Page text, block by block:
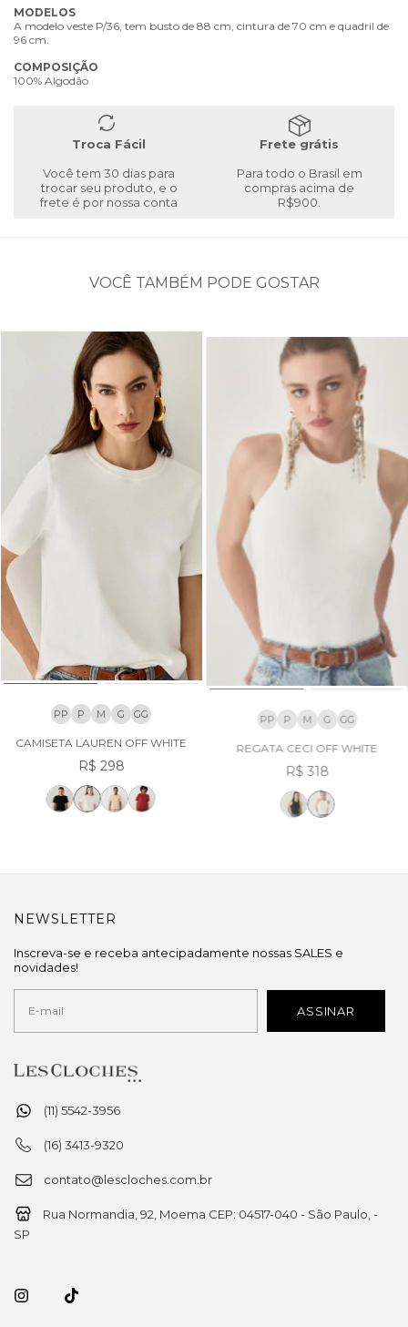
MODELOS
A modelo veste P/36, tem busto de 88 cm, cintura de 70 cm e quadril de
96 cm.
COMPOSIÇÃO
100% Algodão
Troca Fácil
Você tem 30 dias para
trocar seu produto, e o
frete é por nossa conta
Frete grátis
Para todo o Brasil em
compras acima de
R$900.
VOCÊ TAMBÉM PODE GOSTAR
PP P M G GG
CAMISETA LAUREN OFF WHITE
R$ 298
PP P M G GG
REGATA CECI OFF WHITE
R$ 318
(11) 5542-3956
(16) 3413-9320
contato@lescloches.com.br
Rua Normandia, 92, Moema CEP: 04517-040 - São Paulo, -
SP
NEWSLETTER
Inscreva-se e receba antecipadamente nossas SALES e
novidades!